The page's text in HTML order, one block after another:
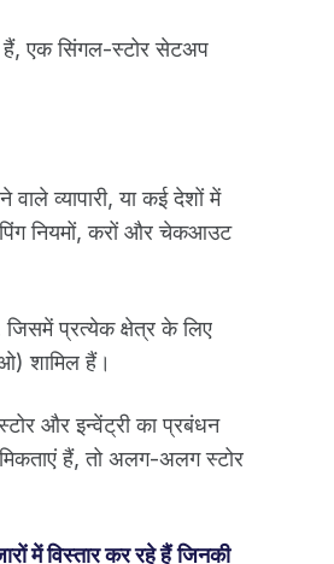
हैं, एक सिंगल-स्टोर सेटअप
व्यापारी, या कई देशों में
नियमों, करों और चेकआउट
प्रत्येक क्षेत्र के लिए
शामिल हैं।
और इन्वेंट्री का प्रबंधन
हैं, तो अलग-अलग स्टोर
में विस्तार कर रहे हैं जिनकी